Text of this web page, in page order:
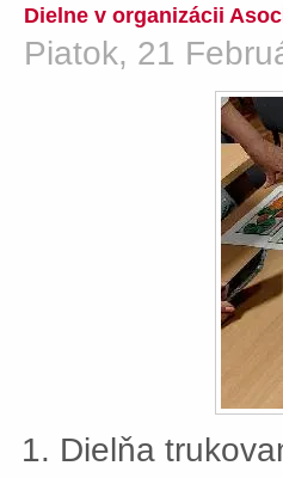
Dielne v organizácii
Piatok, 21
Dielňa